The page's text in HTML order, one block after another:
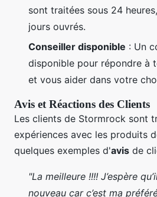
sont traitées sous 24
jours ouvrés.
Conseiller disponible : Un
disponible pour répondre à
et vous aider dans votre
Avis et Réactions des Clients
Les clients de Stormrock sont
expériences avec les produits
quelques exemples d'avis de
"La meilleure !!!! J’espère
nouveau car c’est ma